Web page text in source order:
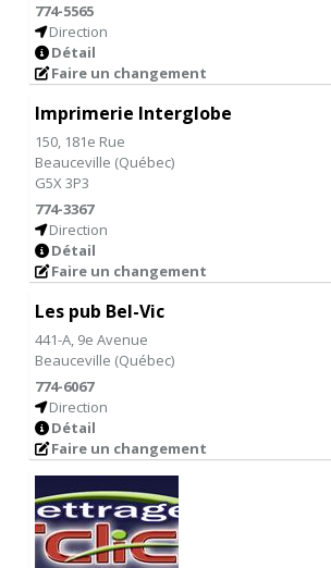
774-5565
Direction
Détail
Faire un changement
Imprimerie Interglobe
150, 181e Rue
Beauceville (Québec)
G5X 3P3
774-3367
Direction
Détail
Faire un changement
Les pub Bel-Vic
441-A, 9e Avenue
Beauceville (Québec)
774-6067
Direction
Détail
Faire un changement